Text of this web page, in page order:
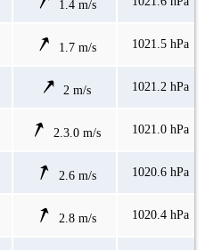
1.4 m/s
1.7 m/s 1021.5 hPa
2 m/s 1021.2 hPa
2.3.0 m/s 1021.0 hPa
2.6 m/s 1020.6 hPa
2.8 m/s 1020.4 hPa